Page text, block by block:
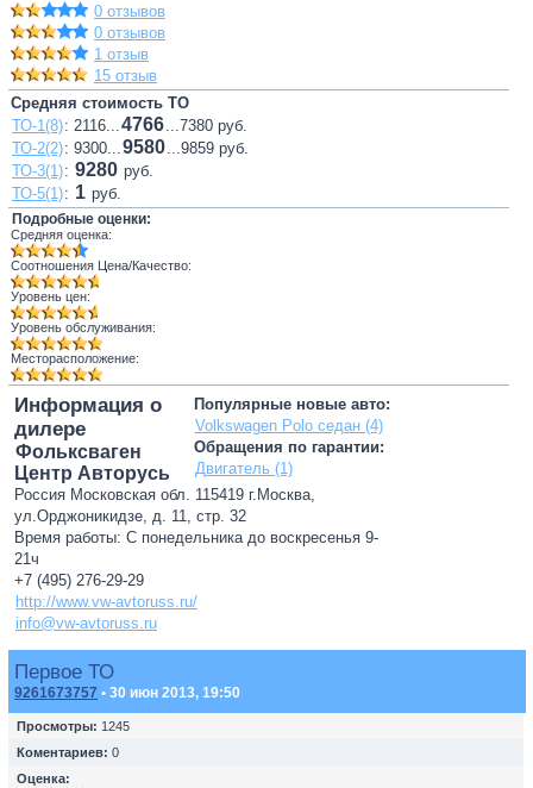
0 отзывов
0 отзывов
1 отзыв
15 отзыв
Средняя стоимость ТО
ТО-1(8): 2116...4766...7380 руб.
ТО-2(2): 9300...9580...9859 руб.
ТО-3(1): 9280 руб.
ТО-5(1): 1 руб.
Подробные оценки:
Средняя оценка:
Соотношения Цена/Качество:
Уровень цен:
Уровень обслуживания:
Месторасположение:
Популярные новые авто:
Volkswagen Polo седан (4)
Обращения по гарантии:
Двигатель (1)
Информация о
дилере
Фольксваген
Центр Авторусь
Россия Московская обл. 115419 г.Москва,
ул.Орджоникидзе, д. 11, стр. 32
Время работы: С понедельника до воскресенья 9-
21ч
+7 (495) 276-29-29
http://www.vw-avtoruss.ru/
info@vw-avtoruss.ru
Первое ТО
9261673757 • 30 июн 2013, 19:50
Просмотры: 1245
Коментариев: 0
Оценка: